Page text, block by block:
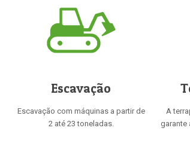
Escavação
Escavação com máquinas a partir de
2 até 23 toneladas.
A
garante